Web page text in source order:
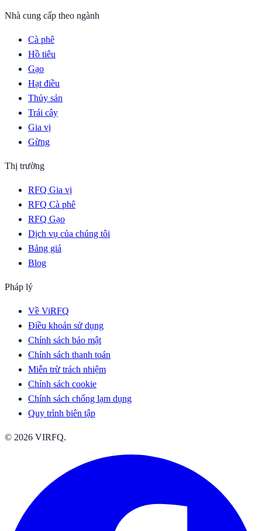
Nhà cung cấp theo ngành
Cà phê
Hồ tiêu
Gạo
Hạt điều
Thủy sản
Trái cây
Gia vị
Gừng
Thị trường
RFQ Gia vị
RFQ Cà phê
RFQ Gạo
Dịch vụ của chúng tôi
Bảng giá
Blog
Pháp lý
Về ViRFQ
Điều khoản sử dụng
Chính sách bảo mật
Chính sách thanh toán
Miễn trừ trách nhiệm
Chính sách cookie
Chính sách chống lạm dụng
Quy trình biên tập
© 2026 VIRFQ.